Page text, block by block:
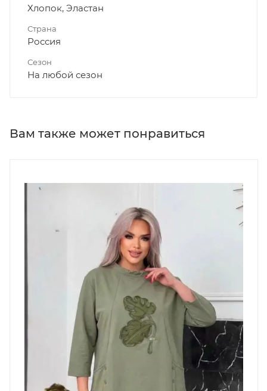
Хлопок, Эластан
Страна
Россия
Сезон
На любой сезон
Вам также может понравиться